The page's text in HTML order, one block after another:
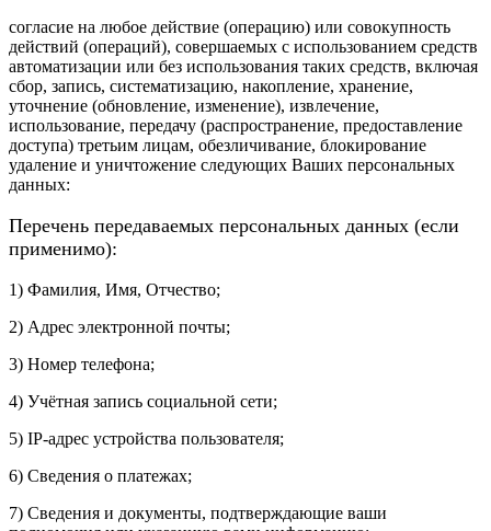
согласие на любое действие (операцию) или совокупность
действий (операций), совершаемых с использованием средств
автоматизации или без использования таких средств, включая
сбор, запись, систематизацию, накопление, хранение,
уточнение (обновление, изменение), извлечение,
использование, передачу (распространение, предоставление
доступа) третьим лицам, обезличивание, блокирование
удаление и уничтожение следующих Ваших персональных
данных:
Перечень передаваемых персональных данных (если
применимо):
1) Фамилия, Имя, Отчество;
2) Адрес электронной почты;
3) Номер телефона;
4) Учётная запись социальной сети;
5) IP-адрес устройства пользователя;
6) Сведения о платежах;
7) Сведения и документы, подтверждающие ваши